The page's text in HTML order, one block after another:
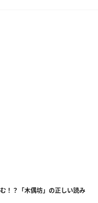
む！？「木偶坊」の正しい読み